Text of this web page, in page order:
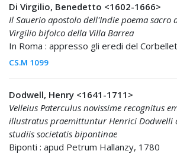
Di Virgilio, Benedetto <1602-1666>
Il Sauerio apostolo dell'Indie poema sacro
Virgilio bifolco della Villa Barrea
In Roma : appresso gli eredi del
CS.M 1099
Dodwell, Henry <1641-1711>
Velleius Paterculus novissime recognitus
illustratus praemittuntur Henrici Dodwelli
studiis societatis bipontinae
Biponti : apud Petrum Hallanzy, 1780